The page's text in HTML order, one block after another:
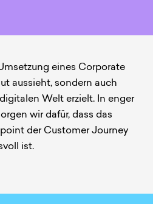
eines Corporate
aussieht, sondern auch
Welt erzielt. In enger
wir dafür, dass das
der Customer Journey
ist.